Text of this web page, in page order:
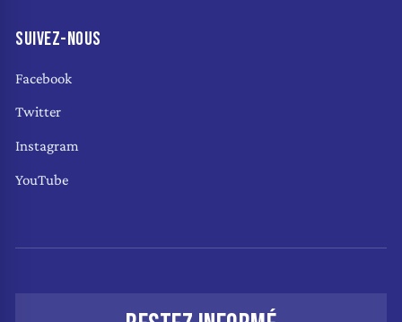
SUIVEZ-NOUS
Facebook
Twitter
Instagram
YouTube